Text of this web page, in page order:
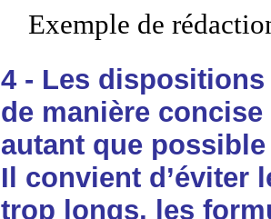
Exemple de
4 - Les
de manière
autant que
Il convient d’éviter
trop longs, les